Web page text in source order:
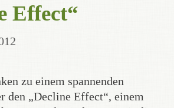
Effect“
zu einem spannenden
den „Decline Effect“, einem